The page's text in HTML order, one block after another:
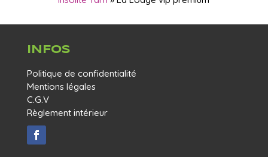
INFOS
Politique de confidentialité
Mentions légales
C.G.V
Règlement intérieur